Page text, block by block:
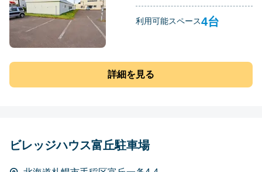
利用可能スペース4台
詳細を見る
ビレッジハウス富丘駐車場